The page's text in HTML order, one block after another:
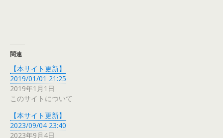
関連
【本サイト更新】
2019/01/01 21:25
2019年1月1日
このサイトについて
【本サイト更新】
2023/09/04 23:40
2023年9月4日